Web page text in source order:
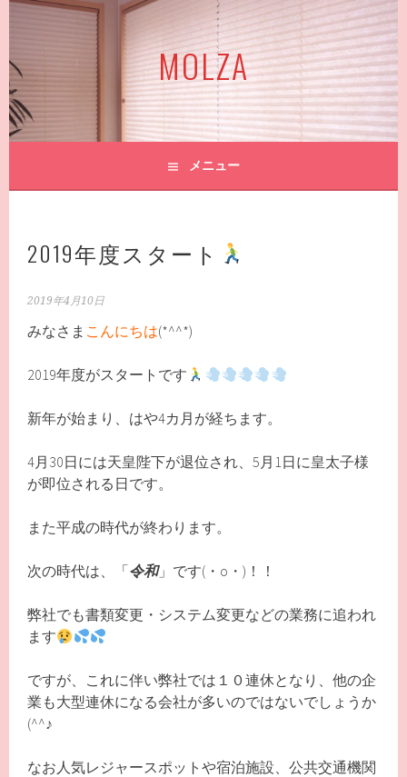
ン
ツ
へ
ス
ッ
MOLZA
メニュー
2019年度スタート
2019年4月10日
みなさま こんにちは(*^^*)
2019年度がスタートです
新年が始まり、はや4カ月が経ちます。
4月30日には天皇陛下が退位され、5月1日に皇太子様
が即位される日です。
また平成の時代が終わります。
次の時代は、「令和」です(・o・)！！
弊社でも書類変更・システム変更などの業務に追われ
ます
ですが、これに伴い弊社では１０連休となり、他の企
業も大型連休になる会社が多いのではないでしょうか
(^^♪
なお人気レジャースポットや宿泊施設、公共交通機関